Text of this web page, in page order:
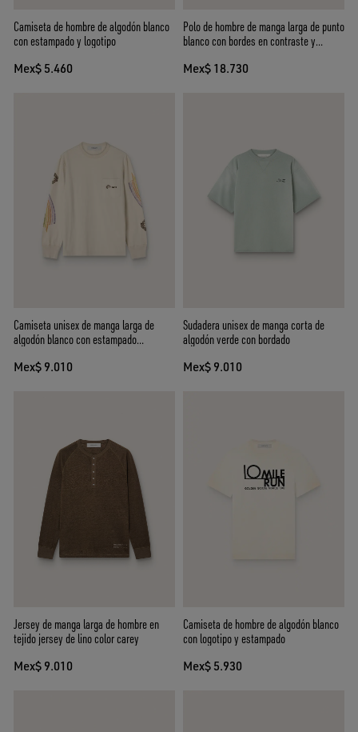
Camiseta de hombre de algodón blanco
con estampado y logotipo
Mex$ 5.460
Polo de hombre de manga larga de punto
blanco con bordes en contraste y
Mex$ 18.730
Camiseta unisex de manga larga de
algodón blanco con estampado
Mex$ 9.010
Sudadera unisex de manga corta de
algodón verde con bordado
Mex$ 9.010
Jersey de manga larga de hombre en
tejido jersey de lino color carey
Mex$ 9.010
Camiseta de hombre de algodón blanco
con logotipo y estampado
Mex$ 5.930